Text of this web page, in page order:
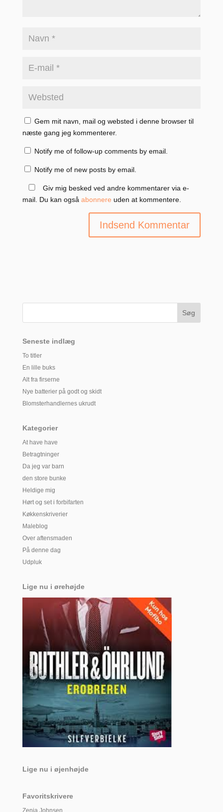
Gem mit navn, mail og websted i denne browser til
næste gang jeg kommenterer.
Notify me of follow-up comments by email.
Notify me of new posts by email.
Giv mig besked ved andre kommentarer via e-
mail. Du kan også abonnere uden at kommentere.
Seneste indlæg
To titler
En lille buks
Alt fra firserne
Nye batterier på godt og skidt
Blomsterhandlernes ukrudt
Kategorier
At have have
Betragtninger
Da jeg var barn
den store bunke
Heldige mig
Hørt og set i forbifarten
Køkkenskriverier
Maleblog
Over aftensmaden
På denne dag
Udpluk
Lige nu i ørehøjde
Lige nu i øjenhøjde
Favoritskrivere